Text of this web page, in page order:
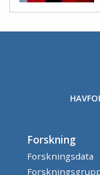
Forskning
Forskningsdata